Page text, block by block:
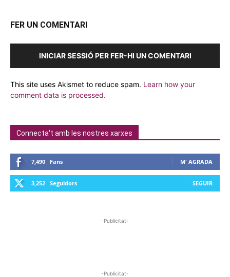
FER UN COMENTARI
INICIAR SESSIÓ PER FER-HI UN COMENTARI
This site uses Akismet to reduce spam. Learn how your
comment data is processed.
Connecta't amb les nostres xarxes
7,490 Fans M' AGRADA
3,252 Seguidors SEGUIR
-Publicitat-
-Publicitat-